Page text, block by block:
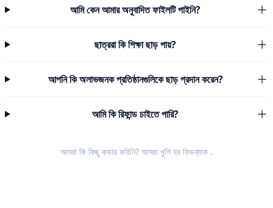
আমি কেন আমার অনুবাদিত ফাইলটি পাইনি?
ছাত্ররা কি শিক্ষা ছাড় পায়?
আপনি কি অলাভজনক প্রতিষ্ঠানগুলিকে ছাড় প্রদান করেন?
আমি কি রিফান্ড চাইতে পারি?
আমরা কি কিছু কভার করিনি? আমরা খুশি হব ফিডব্যাক .